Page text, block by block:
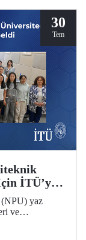
30
Tem
İTÜ’ye
yaz
ve